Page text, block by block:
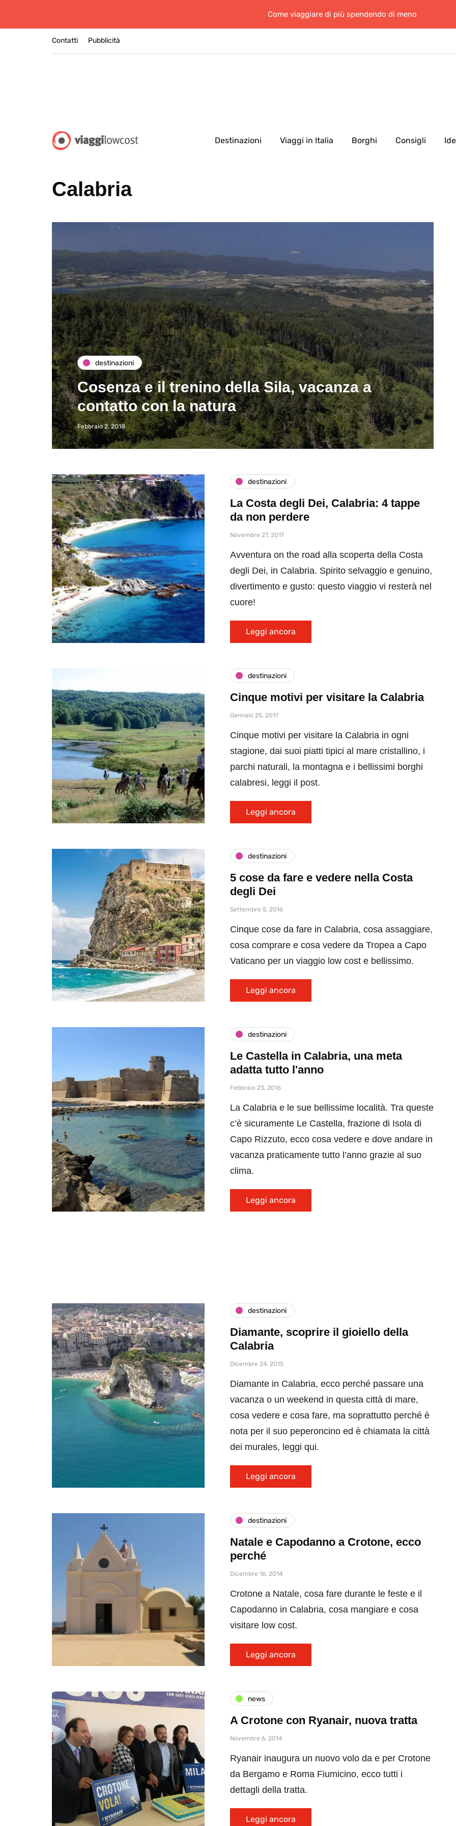
Come viaggiare di più spendendo di meno
Contatti Pubblicità
Destinazioni Viaggi in Italia Borghi Consigli
Calabria
destinazioni
Cosenza e il trenino della Sila, vacanza a
contatto con la natura
Febbraio 2, 2018
destinazioni
La Costa degli Dei, Calabria: 4 tappe
da non perdere
Novembre 27, 2017
Avventura on the road alla scoperta della Costa
degli Dei, in Calabria. Spirito selvaggio e genuino,
divertimento e gusto: questo viaggio vi resterà nel
cuore!
Leggi ancora
destinazioni
Cinque motivi per visitare la Calabria
Gennaio 25, 2017
Cinque motivi per visitare la Calabria in ogni
stagione, dai suoi piatti tipici al mare cristallino, i
parchi naturali, la montagna e i bellissimi borghi
calabresi, leggi il post.
Leggi ancora
destinazioni
5 cose da fare e vedere nella Costa
degli Dei
Settembre 5, 2016
Cinque cose da fare in Calabria, cosa assaggiare,
cosa comprare e cosa vedere da Tropea a Capo
Vaticano per un viaggio low cost e bellissimo.
Leggi ancora
destinazioni
Le Castella in Calabria, una meta
adatta tutto l'anno
Febbraio 23, 2016
La Calabria e le sue bellissime località. Tra queste
c’è sicuramente Le Castella, frazione di Isola di
Capo Rizzuto, ecco cosa vedere e dove andare in
vacanza praticamente tutto l’anno grazie al suo
clima.
Leggi ancora
destinazioni
Diamante, scoprire il gioiello della
Calabria
Dicembre 24, 2015
Diamante in Calabria, ecco perché passare una
vacanza o un weekend in questa città di mare,
cosa vedere e cosa fare, ma soprattutto perché è
nota per il suo peperoncino ed è chiamata la città
dei murales, leggi qui.
Leggi ancora
destinazioni
Natale e Capodanno a Crotone, ecco
perché
Dicembre 16, 2014
Crotone a Natale, cosa fare durante le feste e il
Capodanno in Calabria, cosa mangiare e cosa
visitare low cost.
Leggi ancora
news
A Crotone con Ryanair, nuova tratta
Novembre 6, 2014
Ryanair inaugura un nuovo volo da e per Crotone
da Bergamo e Roma Fiumicino, ecco tutti i
dettagli della tratta.
Leggi ancora